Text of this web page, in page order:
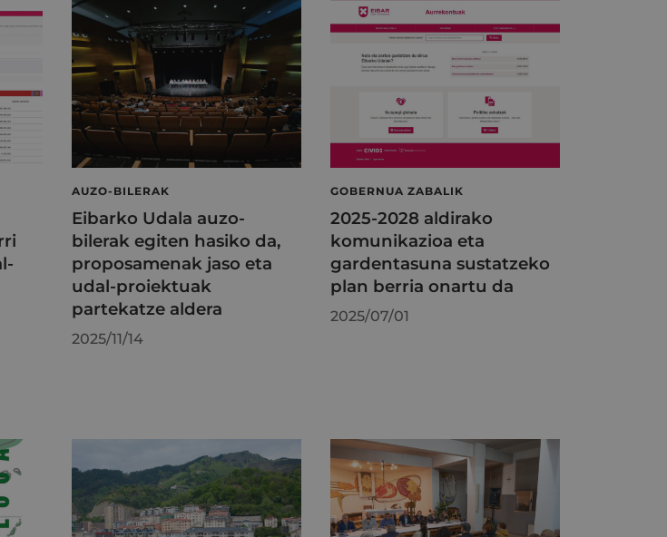
AUZO-BILERAK
Eibarko Udala auzo-
bilerak egiten hasiko da,
proposamenak jaso eta
udal-proiektuak
partekatze aldera
2025/11/14
GOBERNUA ZABALIK
2025-2028 aldirako
komunikazioa eta
gardentasuna sustatzeko
plan berria onartu da
2025/07/01